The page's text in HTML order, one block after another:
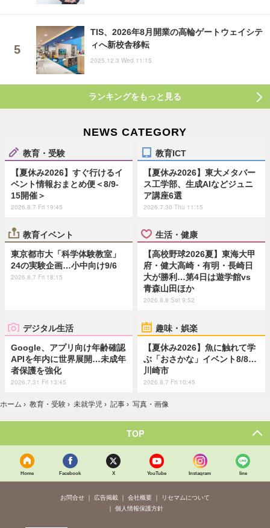
TIS、2026年8月開業の高輪ゲートウェイシテ
ィへ新校舎移転
2025.12.3 Wed 11:15
ランキングをもっと見る
NEWS CATEGORY
教育・受験
【夏休み2026】すぐ行けるイ
ベント情報おまとめ便＜8/9-
15開催＞
2026.8.7 Fri 19:45
教育ICT
【夏休み2026】東大メタバー
ス工学部、生成AIなどジュニ
ア講座6選
2026.7.30 Thu 11:15
教育イベント
東京都市大「科学体験教室」
24の実験企画…小中向け9/6
2026.8.7 Fri 18:15
生活・健康
【高校野球2026夏】東海大甲
府・健大高崎・有明・長崎日
大が勝利…第4日は遊学館vs
青森山田ほか
2026.8.8 Sat 9:52
デジタル生活
Google、アプリ向け年齢確認
APIを年内に世界展開…未成年
者保護を強化
2026.7.31 Fri 13:45
趣味・娯楽
【夏休み2026】魚に触れて学
ぶ「おさかな」イベント8/8…
川崎市
2026.8.7 Fri 10:45
ホーム › 教育・受験 › 未就学児 › 記事 › 写真・画像
TOP
Home Facebook X YouTube Instagram line
お問合せ 広告掲載 会社概要
リセマムについて
個人情報保護方針